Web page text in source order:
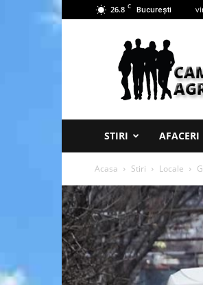
26.8 C București
Campus
Agronomie
STIRI AFACERI
Acasa Stiri Locale